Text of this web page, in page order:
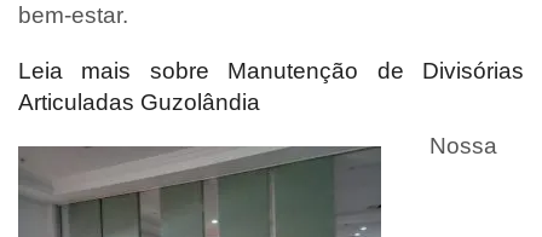
bem-estar.
Leia mais sobre Manutenção de Divisórias
Articuladas Guzolândia
Nossa